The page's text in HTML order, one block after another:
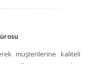
müşterilerine kaliteli